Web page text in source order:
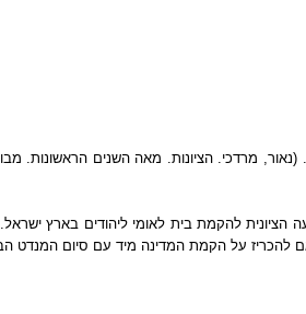
הציונית להקמת בית לאומי ליהודים בארץ ישראל.